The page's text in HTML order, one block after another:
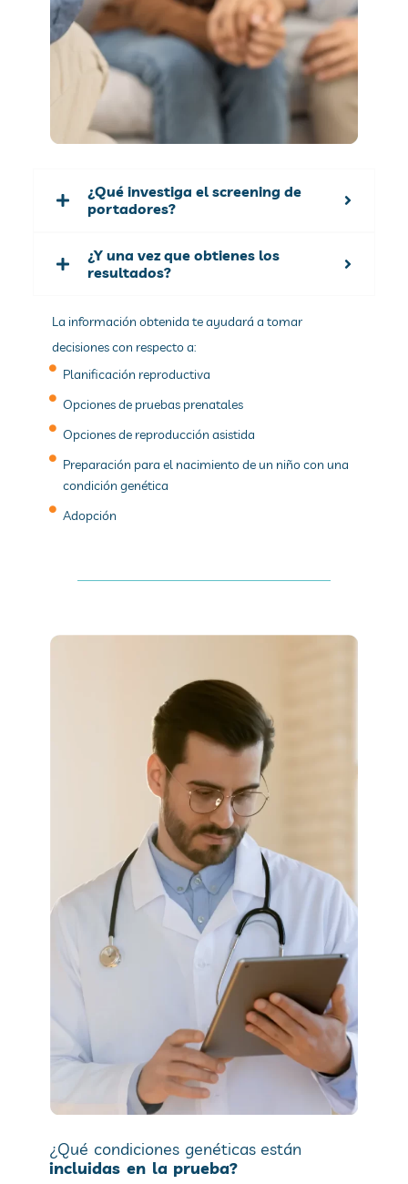
¿Qué investiga el screening de
portadores?
¿Y una vez que obtienes los
resultados?
La información obtenida te ayudará a tomar
decisiones con respecto a:
Planificación reproductiva
Opciones de pruebas prenatales
Opciones de reproducción asistida
Preparación para el nacimiento de un niño con una
condición genética
Adopción
¿Qué condiciones genéticas están
incluidas en la prueba?